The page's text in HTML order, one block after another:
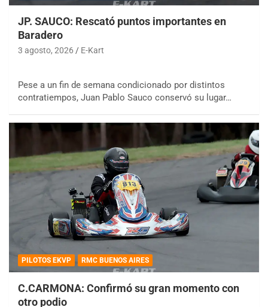
JP. SAUCO: Rescató puntos importantes en
Baradero
3 agosto, 2026 E-Kart
Pese a un fin de semana condicionado por distintos
contratiempos, Juan Pablo Sauco conservó su lugar…
PILOTOS EKVP RMC BUENOS AIRES
C.CARMONA: Confirmó su gran momento con
otro podio